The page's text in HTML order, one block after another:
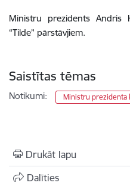
Ministru prezidents Andris
“Tilde” pārstāvjiem.
Saistītas tēmas
Notikumi: Ministru prezidenta
Drukāt lapu
Dalīties